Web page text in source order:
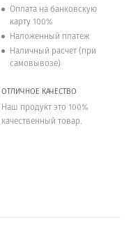
Оплата на банковскую
карту 100%
Наложенный платеж
Наличный расчет (при
самовывозе)
ОТЛИЧНОЕ КАЧЕСТВО
Наш продукт это 100%
качественный товар.